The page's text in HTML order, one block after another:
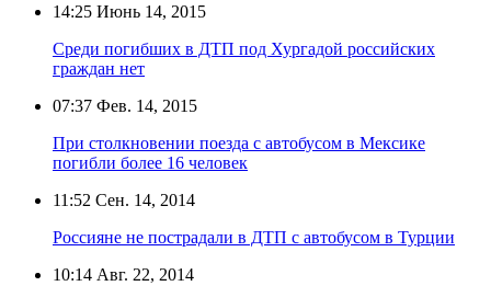
14:25 Июнь 14, 2015
Среди погибших в ДТП под Хургадой российских
граждан нет
07:37 Фев. 14, 2015
При столкновении поезда с автобусом в Мексике
погибли более 16 человек
11:52 Сен. 14, 2014
Россияне не пострадали в ДТП с автобусом в Турции
10:14 Авг. 22, 2014